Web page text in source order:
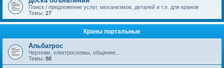
Поиск / предложение услуг, механизмов, деталей и т.п. для кранов
Темы: 27
Краны портальные
Альбатрос
Чертежи, электросхемы, общение...
Темы: 88